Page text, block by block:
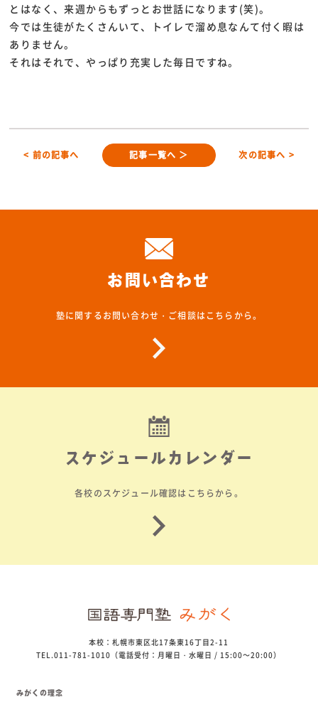
とはなく、来週からもずっとお世話になります(笑)。
今では生徒がたくさんいて、トイレで溜め息なんて付く暇は
ありません。
それはそれで、やっぱり充実した毎日ですね。
< 前の記事へ 記事一覧へ ＞ 次の記事へ >
お問い合わせ
塾に関するお問い合わせ・ご相談はこちらから。
スケジュールカレンダー
各校のスケジュール確認はこちらから。
本校：札幌市東区北17条東16丁目2-11
TEL.011-781-1010（電話受付：月曜日・水曜日 / 15:00～20:00）
みがくの理念